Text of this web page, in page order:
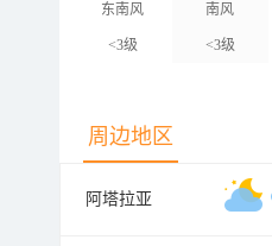
东南风
<3级
南风
<3级
周边地区
阿塔拉亚